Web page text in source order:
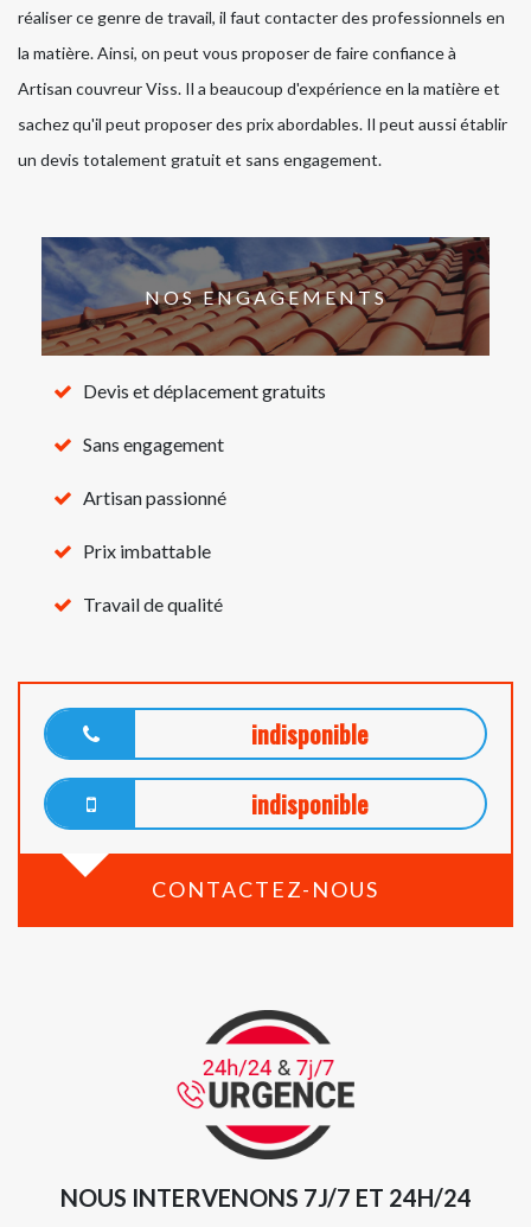
réaliser ce genre de travail, il faut contacter des professionnels en
la matière. Ainsi, on peut vous proposer de faire confiance à
Artisan couvreur Viss. Il a beaucoup d'expérience en la matière et
sachez qu'il peut proposer des prix abordables. Il peut aussi établir
un devis totalement gratuit et sans engagement.
NOS ENGAGEMENTS
Devis et déplacement gratuits
Sans engagement
Artisan passionné
Prix imbattable
Travail de qualité
indisponible
indisponible
CONTACTEZ-NOUS
NOUS INTERVENONS 7J/7 ET 24H/24